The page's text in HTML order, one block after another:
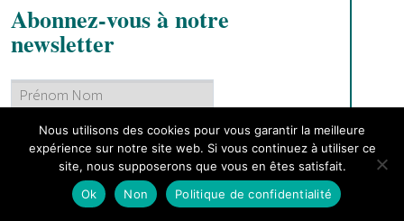
Abonnez-vous à notre
newsletter
Lire nosconditions
Nous utilisons des cookies pour vous garantir la meilleure
expérience sur notre site web. Si vous continuez à utiliser ce
site, nous supposerons que vous en êtes satisfait.
Ok
Non Politique de confidentialité